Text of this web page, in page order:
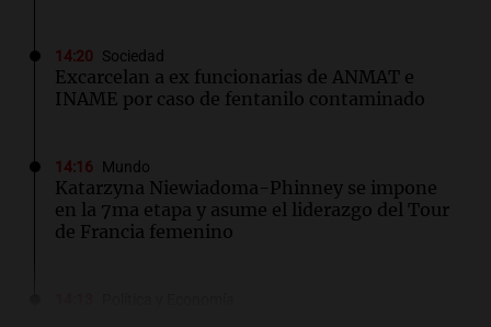
14:20 Sociedad
Excarcelan a ex funcionarias de ANMAT e
INAME por caso de fentanilo contaminado
14:16 Mundo
Katarzyna Niewiadoma-Phinney se impone
en la 7ma etapa y asume el liderazgo del Tour
de Francia femenino